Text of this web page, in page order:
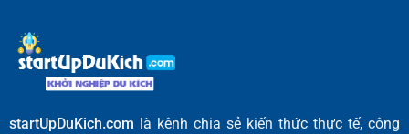
startUpDuKich.com là kênh chia sẻ kiến thức thực tế, công